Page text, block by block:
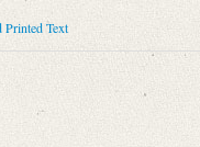
Printed Text